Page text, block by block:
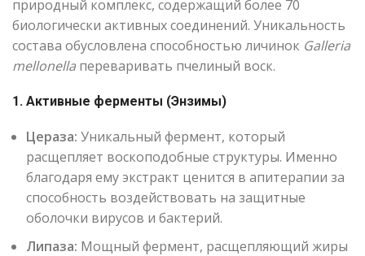
природный комплекс, содержащий более 70
биологически активных соединений. Уникальность
состава обусловлена способностью личинок Galleria
mellonella переваривать пчелиный воск.
1. Активные ферменты (Энзимы)
Цераза: Уникальный фермент, который
расщепляет воскоподобные структуры. Именно
благодаря ему экстракт ценится в апитерапии за
способность воздействовать на защитные
оболочки вирусов и бактерий.
Липаза: Мощный фермент, расщепляющий жиры